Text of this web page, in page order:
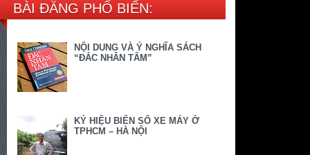
BÀI ĐĂNG PHỔ BIẾN:
NỘI DUNG VÀ Ý NGHĨA SÁCH
“ĐẮC NHÂN TÂM”
KÝ HIỆU BIỂN SỐ XE MÁY Ở
TPHCM – HÀ NỘI